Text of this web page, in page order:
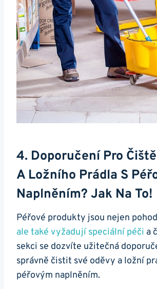
4. Doporučení Pro
A Ložního Prádla S
Naplněním? Jak Na To!
Péřové produkty jsou nejen
ale také vyžadují speciální péči a
sekci se dozvíte užitečná
správně čistit své oděvy a ložní
péřovým naplněním.